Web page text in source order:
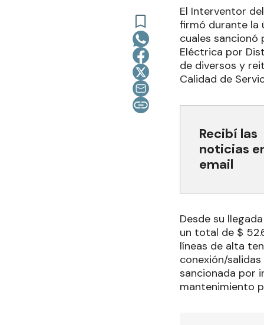
El Interventor
firmó durante la
cuales sancionó
Eléctrica por
de diversos y
Calidad de
Recibí las
noticias
email
Desde su
un total de $
líneas de alta
conexión/
sancionada por
mantenimiento